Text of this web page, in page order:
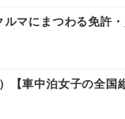
マにまつわる免許
車中泊女子の全国